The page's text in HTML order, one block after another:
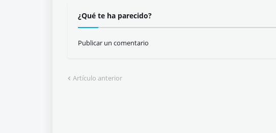
¿Qué te ha parecido?
Publicar un comentario
Artículo anterior